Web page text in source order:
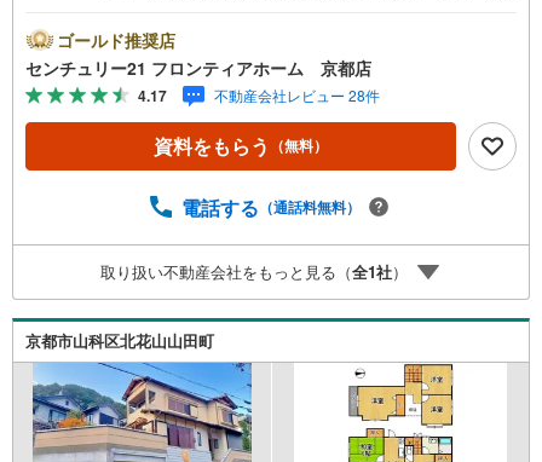
収納スペース付き！ 特徴・客間やお子様のプレイルームな
ど用途多彩な和室！・スーパーまで徒歩10分圏内で生活至
便！・2面採光につき陽当たり通風良好！ リフォーム内
容・キッチンガスコンロ、照明器具新調・全室クロス貼
替、1階フロアタイル新調 立地・陵ヶ岡小学校まで徒歩約1
0分・花山中学校まで徒歩約8分 弊社が選ばれる理由 1.お金
をサポート！2.買い替えなどにも対応できる売却専門チー
利になるように審査が可能！4.物件のお引渡し後に必要に
なったお家のリフォームも弊社のリフォームプランナーが
ご提案！5.定期的にご連絡を繋ぎ、有事の際に迅速にサポ
ートいたします弊社は専門家同士が連携をとっているた
め、より多くの知見がございます。
ゴールド推奨店
センチュリー21 フロンティアホーム 京都店
4.17 不動産会社レビュー 28件
資料をもらう （無料）
電話する （通話料無料）
取り扱い不動産会社をもっと見る（全1社）
京都市山科区北花山山田町